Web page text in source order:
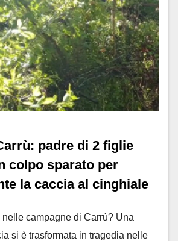
padre di 2 figlie
colpo sparato per
la caccia al cinghiale
campagne di Carrù? Una
si è trasformata in tragedia nelle